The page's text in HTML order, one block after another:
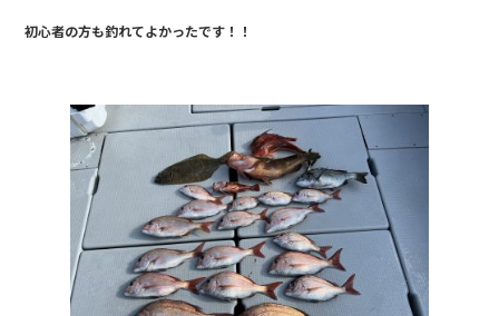
o
初心者の方も釣れてよかったです！！